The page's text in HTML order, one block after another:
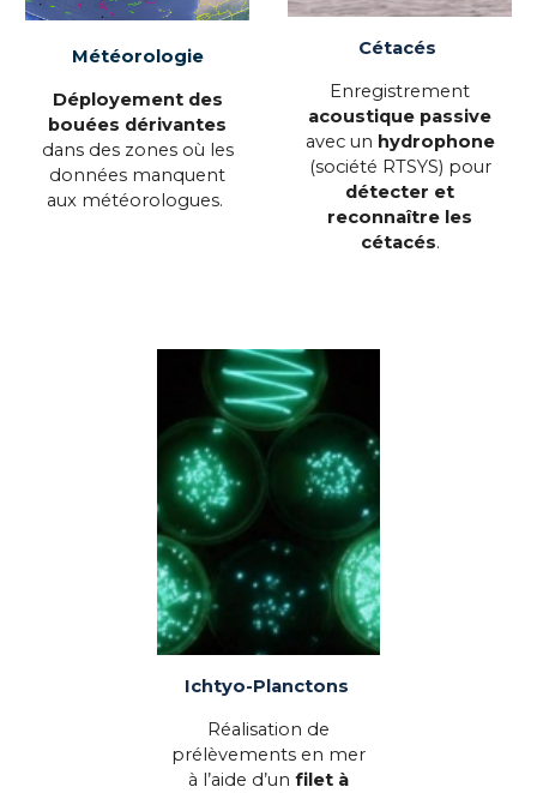
Météorologie
Déployementdes
bouées dérivantes
dans des zones où les
données manquent
aux météorologues.
Cétacés
Enregistrement
acoustique passive
avec un hydrophone
(société RTSYS) pour
détecter et
reconnaître les
cétacés.
Ichtyo-Planctons
Réalisation de
prélèvements en mer
à l’aide d’un filet à